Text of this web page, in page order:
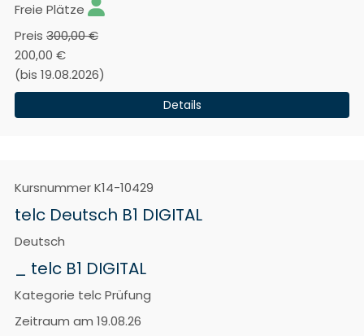
Freie Plätze
Preis 300,00 €
200,00 €
(bis 19.08.2026)
Details
KursnummerK14-10429
telc Deutsch B1 DIGITAL
Deutsch
_ telc B1 DIGITAL
Kategorie telc Prüfung
Zeitraum am 19.08.26